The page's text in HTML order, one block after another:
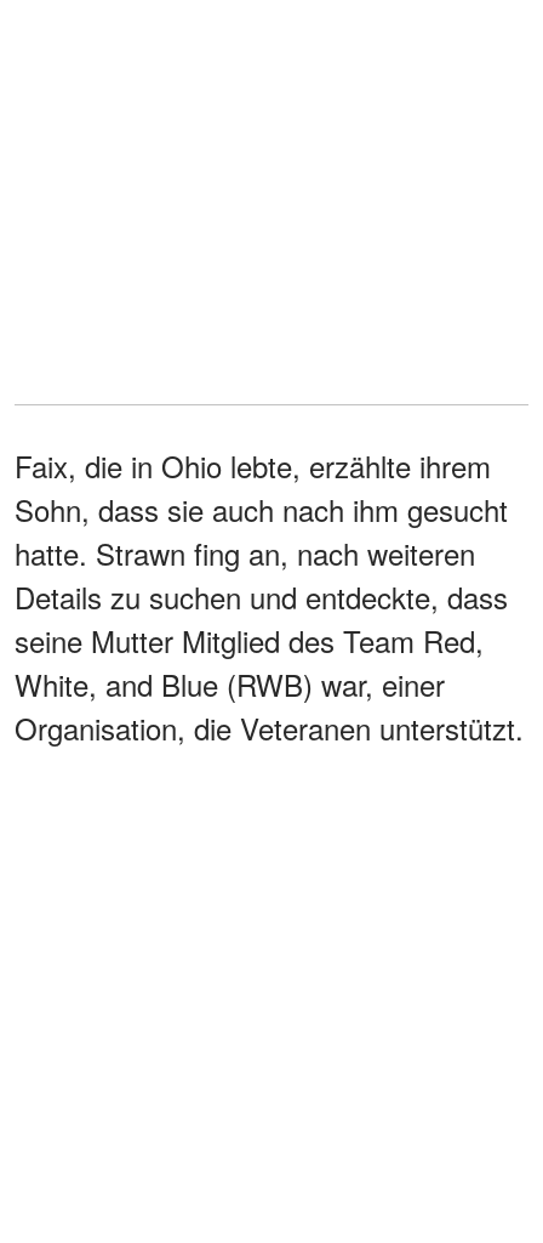
Faix, die in Ohio lebte, erzählte ihrem
Sohn, dass sie auch nach ihm gesucht
hatte. Strawn fing an, nach weiteren
Details zu suchen und entdeckte, dass
seine Mutter Mitglied des Team Red,
White, and Blue (RWB) war, einer
Organisation, die Veteranen unterstützt.